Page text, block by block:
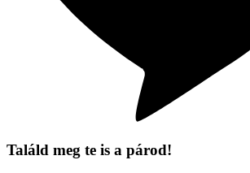
Találd meg te is a párod!